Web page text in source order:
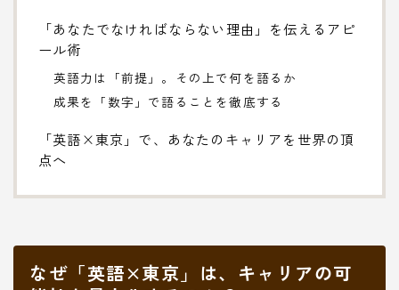
「あなたでなければならない理由」を伝えるアピ
ール術
英語力は「前提」。その上で何を語るか
成果を「数字」で語ることを徹底する
「英語×東京」で、あなたのキャリアを世界の頂
点へ
なぜ「英語×東京」は、キャリアの可